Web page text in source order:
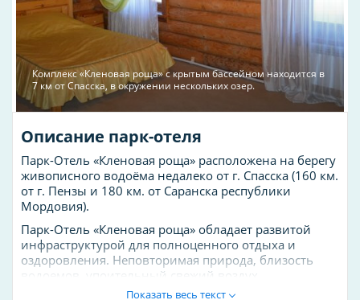
Комплекс «Кленовая роща» с крытым бассейном находится в
7 км от Спасска, в окружении нескольких озер.
Описание парк-отеля
Парк-Отель «Кленовая роща» расположена на берегу
живописного водоёма недалеко от г. Спасска (160 км.
от г. Пензы и 180 км. от Саранска республики
Мордовия).
Парк-Отель «Кленовая роща» обладает развитой
инфраструктурой для полноценного отдыха и
оздоровления. Неповторимая природа, близость
водоемов, упоительный свежий воздух,
экологически чистая зона, природный ландшафт,
Показать весь текст